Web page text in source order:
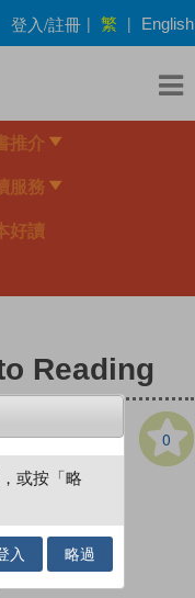
登入/註冊 | 繁 | English
推介
服務
好讀
Reading
0
或按「略
入 略過